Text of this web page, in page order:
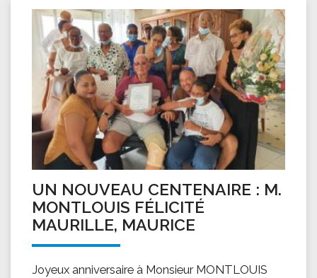
UN NOUVEAU CENTENAIRE : M.
MONTLOUIS FÉLICITÉ
MAURILLE, MAURICE
Joyeux anniversaire à Monsieur MONTLOUIS